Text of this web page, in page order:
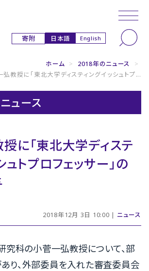
寄附 日本語 English
ホーム > 2018年のニュース
>
弘教授に「東北大学ディスティングイッシュトプ...
ュース
に「東北大学ディステ
ュトプロフェッサー」の
2018年12月 3日 10:00 | ニュース
究科の小菅一弘教授について、部
り、外部委員を入れた審査委員会